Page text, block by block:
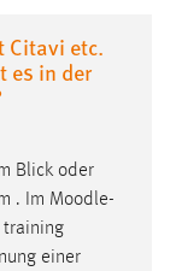
Citavi etc.
es in der
Blick oder
. Im Moodle-
training
einer
diesem Cookie